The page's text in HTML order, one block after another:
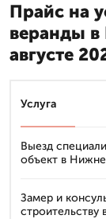
Прайс на
веранды
августе
Услуга
Выезд
объект в
Замер и
строительству